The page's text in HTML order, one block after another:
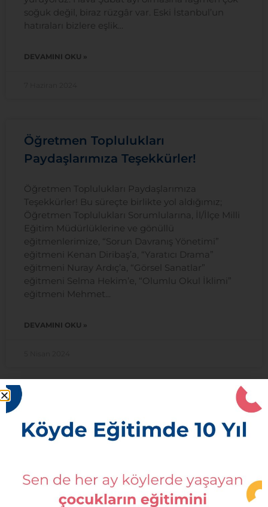
soğuk değil, biraz rüzgâr var. Eski İstanbul’un
hatıraları bizlere eşlik
DEVAMINI OKU »
Öğretmen Toplulukları
Paydaşlarımıza Teşekkürler!
Öğretmen Toplulukları Paydaşlarımıza
Teşekkürler! Bu süreçte birlikte yol aldığımız;
Öğretmen Toplulukları Sorumlularına, İl/İlçe Milli
Eğitim Müdürlüklerine ve gönüllü
eğitmenlerimize, “Sorun Davranış Yönetimi”
eğitmeni Kenan Diribaş’a, “Yaratıcı Drama”
eğitmeni Nuray Ardıç’a, “Görsel Sanatlar”
eğitmeni Selma Hekim’e, “Olumlu Okul İklimi”
eğitmeni Mehmet
DEVAMINI OKU »
KODA’nın 2023 Yılı Merhaba, 2023, çoklu krizleri
önemli olduğunu anladık ve birlikte, dayanışma
haliyle hareket etmenin önemini bir kez daha